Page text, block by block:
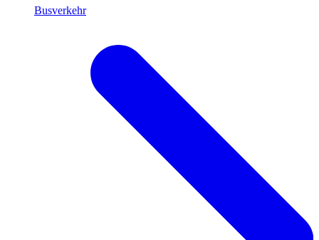
Busverkehr